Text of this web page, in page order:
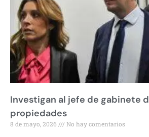
Investigan al jefe de gabinete
propiedades
8 de mayo, 2026 No hay comentarios